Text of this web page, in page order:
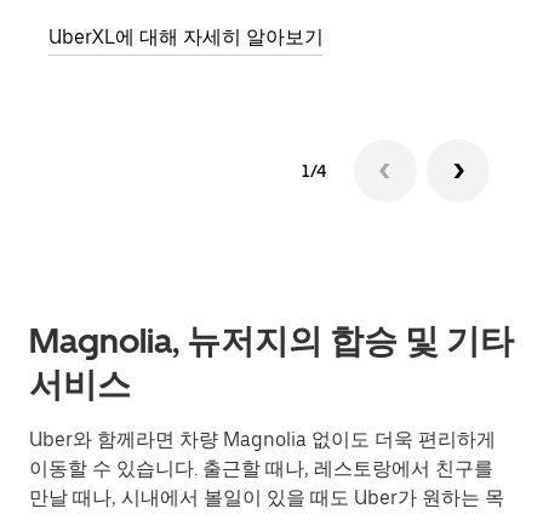
UberXL에 대해 자세히 알아보기
1/4
Magnolia, 뉴저지의 합승 및 기타
서비스
Uber와 함께라면 차량 Magnolia 없이도 더욱 편리하게
이동할 수 있습니다. 출근할 때나, 레스토랑에서 친구를
만날 때나, 시내에서 볼일이 있을 때도 Uber가 원하는 목